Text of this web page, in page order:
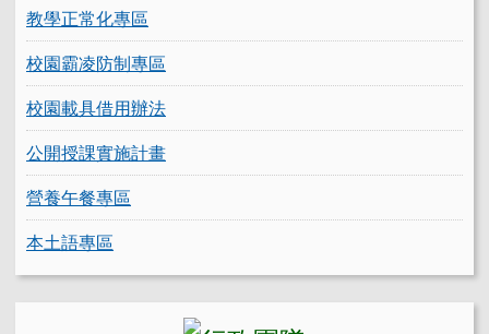
教學正常化專區
校園霸凌防制專區
校園載具借用辦法
公開授課實施計畫
營養午餐專區
本土語專區